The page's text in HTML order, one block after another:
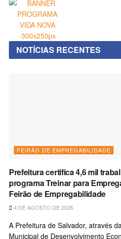
NOTÍCIAS RECENTES
FEIRÃO DE EMPREGABILIDADE
Prefeitura certifica 4,6 mil
programa Treinar para
Feirão de Empregabilidade
4 DE AGOSTO DE 2026
A Prefeitura de Salvador, através
Municipal de Desenvolvimento